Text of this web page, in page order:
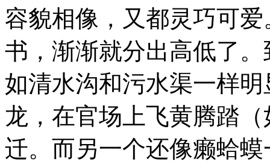
容貌相像，又都灵巧可
书，渐渐就分出高低了
如清水沟和污水渠一样
龙，在官场上飞黄腾踏
迁。而另一个还像癞蛤